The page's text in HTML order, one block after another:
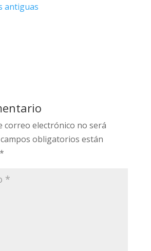
antiguas
correo electrónico no será
obligatorios están
*